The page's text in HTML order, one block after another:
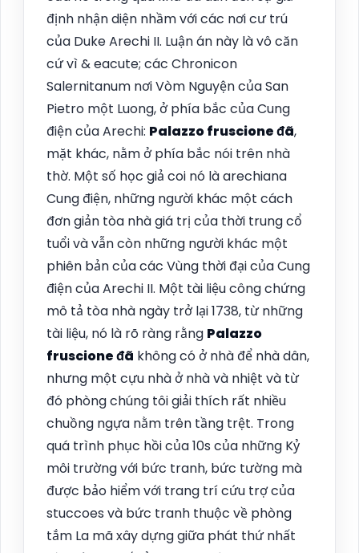
định nhận diện nhầm với các nơi cư trú
của Duke Arechi II. Luận án này là vô căn
cứ vì & eacute; các Chronicon
Salernitanum nơi Vòm Nguyện của San
Pietro một Luong, ở phía bắc của Cung
điện của Arechi: Palazzo fruscione đã,
mặt khác, nằm ở phía bắc nói trên nhà
thờ. Một số học giả coi nó là arechiana
Cung điện, những người khác một cách
đơn giản tòa nhà giá trị của thời trung cổ
tuổi và vẫn còn những người khác một
phiên bản của các Vùng thời đại của Cung
điện của Arechi II. Một tài liệu công chứng
mô tả tòa nhà ngày trở lại 1738, từ những
tài liệu, nó là rõ ràng rằng Palazzo
fruscione đã không có ở nhà để nhà dân,
nhưng một cựu nhà ở nhà và nhiệt và từ
đó phòng chúng tôi giải thích rất nhiều
chuồng ngựa nằm trên tầng trệt. Trong
quá trình phục hồi của 10s của những Kỷ
môi trường với bức tranh, bức tường mà
được bảo hiểm với trang trí cứu trợ của
stuccoes và bức tranh thuộc về phòng
tắm La mã xây dựng giữa phát thứ nhất